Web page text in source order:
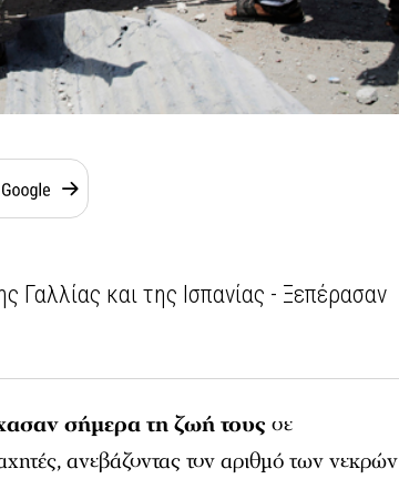
Γαλλίας και της Ισπανίας - Ξεπέρασαν
σήμερα τη ζωή τους σε
ανεβάζοντας τον αριθμό των νεκρών